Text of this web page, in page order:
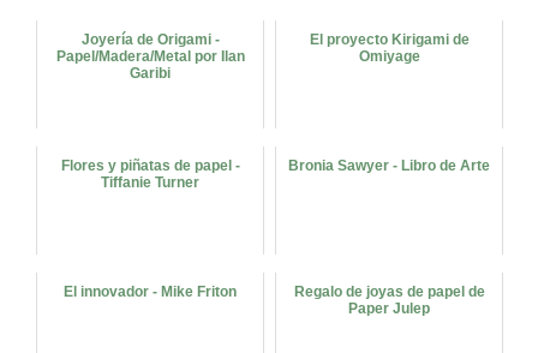
Joyería de Origami -
Papel/Madera/Metal por Ilan
Garibi
El proyecto Kirigami de
Omiyage
Flores y piñatas de papel -
Tiffanie Turner
Bronia Sawyer - Libro de Arte
El innovador - Mike Friton
Regalo de joyas de papel de
Paper Julep